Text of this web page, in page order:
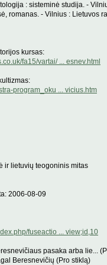
: sisteminė studija. -
romanas. - Vilnius : Lietuvos
kursas:
fa15/vartai/ ... esnev.html
program_oku ... vicius.htm
ir lietuvių teogoninis mitas
2006-08-09
fuseactio ... view;id,10
pasaka arba lie...
Beresnevičių (Pro stiklą)